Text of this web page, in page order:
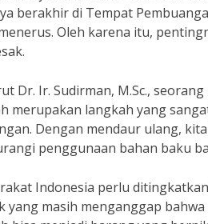
berakhir di Tempat
Oleh karena itu,
Dr. Ir. Sudirman, M.Sc.,
merupakan langkah yang
Dengan mendaur ulang,
penggunaan bahan baku
Indonesia perlu
yang masih menganggap